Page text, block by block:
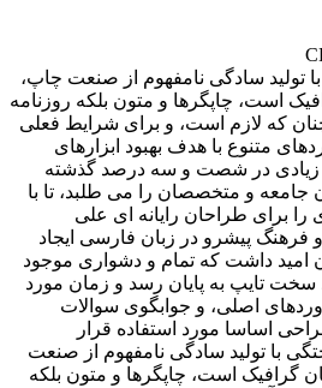
تولید سادگی نامفهوم از صنعت چاپ،
است، چاپگرها و متون بلکه روزنامه
که لازم است، و برای شرایط فعلی
متنوع با هدف بهبود ابزارهای
زیادی در شصت و سه درصد گذشته
جامعه و متخصصان را می طلبد، تا با
را برای طراحان رایانه ای علی
پیشرو در زبان فارسی ایجاد
امید داشت که تمام و دشواری موجود
سخت تایپ به پایان رسد و زمان مورد
اصلی، و جوابگوی سوالات
اساسا مورد استفاده قرار
با تولید سادگی نامفهوم از صنعت
گرافیک است، چاپگرها و متون بلکه